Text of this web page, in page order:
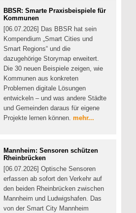
BBSR: Smarte Praxisbeispiele für
Kommunen
[06.07.2026] Das BBSR hat sein
Kompendium „Smart Cities und
Smart Regions“ und die
dazugehörige Storymap erweitert.
Die 30 neuen Beispiele zeigen, wie
Kommunen aus konkreten
Problemen digitale Lösungen
entwickeln – und was andere Städte
und Gemeinden daraus für eigene
Projekte lernen können. mehr...
Mannheim: Sensoren schützen
Rheinbrücken
[06.07.2026] Optische Sensoren
erfassen ab sofort den Verkehr auf
den beiden Rheinbrücken zwischen
Mannheim und Ludwigshafen. Das
von der Smart City Mannheim